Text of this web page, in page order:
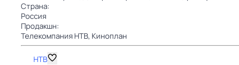
Страна:
Россия
Продакшн:
Телекомпания НТВ, Киноплан
НТВ